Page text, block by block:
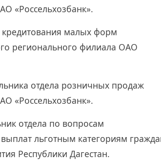
«Россельхозбанк».
малых форм
регионального филиала ОАО
отдела розничных продаж
«Россельхозбанк».
отдела по вопросам
льготным категориям
Республики Дагестан.